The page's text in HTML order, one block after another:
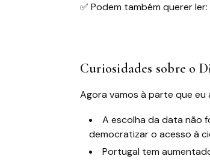
✅ Podem também querer ler:
Curiosidades sobre o
Agora vamos à parte que
A escolha da data não
democratizar o acesso à
Portugal tem